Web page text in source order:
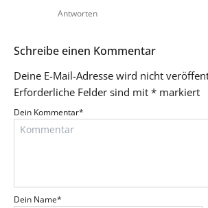
Antworten
Schreibe einen Kommentar
Deine E-Mail-Adresse wird nicht
Erforderliche Felder sind mit * markiert
Dein Kommentar*
Dein Name*